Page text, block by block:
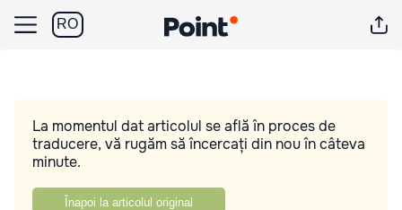
RO
La momentul dat articolul se află în proces de
traducere, vă rugăm să încercați din nou în câteva
minute.
Înapoi la articolul original